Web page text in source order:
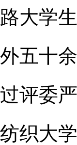
路大学
外五十
过评委
纺织大